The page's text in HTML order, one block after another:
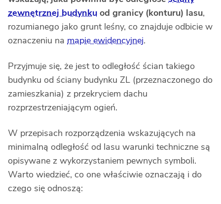
zewnętrznej budynku od granicy (konturu) lasu,
rozumianego jako grunt leśny, co znajduje odbicie w
oznaczeniu na mapie ewidencyjnej.
Przyjmuje się, że jest to odległość ścian takiego
budynku od ściany budynku ZL (przeznaczonego do
zamieszkania) z przekryciem dachu
rozprzestrzeniającym ogień.
W przepisach rozporządzenia wskazujących na
minimalną odległość od lasu warunki techniczne są
opisywane z wykorzystaniem pewnych symboli.
Warto wiedzieć, co one właściwie oznaczają i do
czego się odnoszą: